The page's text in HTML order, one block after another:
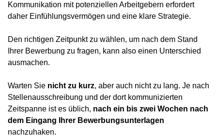
Kommunikation mit potenziellen Arbeitgebern erfordert
daher Einfühlungsvermögen und eine klare Strategie.
Den richtigen Zeitpunkt zu wählen, um nach dem Stand
Ihrer Bewerbung zu fragen, kann also einen Unterschied
ausmachen.
Warten Sie nicht zu kurz, aber auch nicht zu lang. Je nach
Stellenausschreibung und der dort kommunizierten
Zeitspanne ist es üblich, nach ein bis zwei Wochen nach
dem Eingang Ihrer Bewerbungsunterlagen
nachzuhaken.